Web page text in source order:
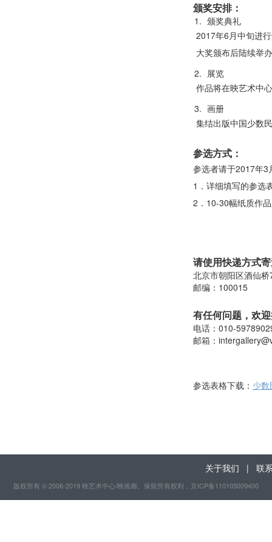
颁奖安排：
颁奖典礼
2017年6月中旬进
大奖颁布后陆续举
展览
作品将在映艺术中
画册
集结出版中国少数
参选方式：
参选者请于2017年3
1．详细填写的参选
2．10-30幅纸质作
请使用快递方式
北京市朝阳区酒仙
邮编：100015
有任何问题，欢
电话：010-
邮箱：
参选表格下载： 少
关于我们 | 联
版权所有 © 2006-2019 映艺术中心/映画廊。保留所有权利 ，京ICP备110105009400